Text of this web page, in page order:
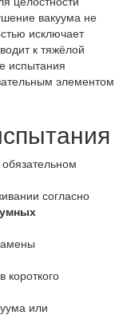
вакуума не
исключает
к тяжёлой
испытания
элементом
согласно
короткого
или